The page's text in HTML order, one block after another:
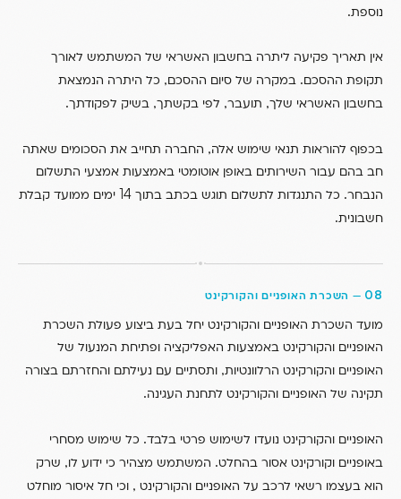
נוספת.
אין תאריך פקיעה ליתרה בחשבון האשראי של המשתמש לאורך
תקופת ההסכם. במקרה של סיום ההסכם, כל היתרה הנמצאת
בחשבון האשראי שלך, תועבר, לפי בקשתך, בשיק לפקודתך.
בכפוף להוראות תנאי שימוש אלה, החברה תחייב את הסכומים שאתה
חב בהם עבור השירותים באופן אוטומטי באמצעות אמצעי התשלום
הנבחר. כל התנגדות לתשלום תוגש בכתב בתוך 14 ימים ממועד קבלת
חשבונית.
08
— השכרת האופניים והקורקינט
מועד השכרת האופניים והקורקינט יחל בעת ביצוע פעולת השכרת
האופניים והקורקינט באמצעות האפליקציה ופתיחת המנעול של
האופניים והקורקינט הרלוונטיות, ותסתיים עם נעילתם והחזרתם בצורה
תקינה של האופניים והקורקינט לתחנת העגינה.
האופניים והקורקינט נועדו לשימוש פרטי בלבד. כל שימוש מסחרי
באופניים וקורקינט אסור בהחלט. המשתמש מצהיר כי ידוע לו, שרק
הוא בעצמו רשאי לרכב על האופניים והקורקינט , וכי חל איסור מוחלט